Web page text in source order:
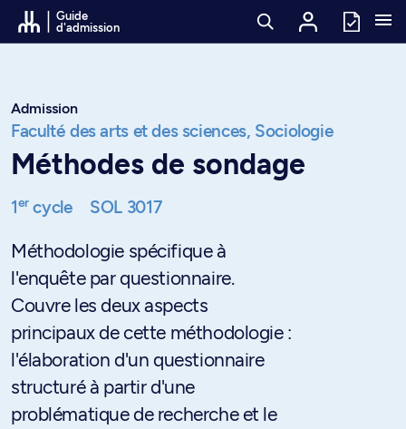
Passer au contenu
Guide
d'admission
Admission
Faculté des arts et des sciences, Sociologie
Méthodes de sondage
1ercycle SOL 3017
Méthodologie spécifique à
l'enquête par questionnaire.
Couvre les deux aspects
principaux de cette méthodologie :
l'élaboration d'un questionnaire
structuré à partir d'une
problématique de recherche et le